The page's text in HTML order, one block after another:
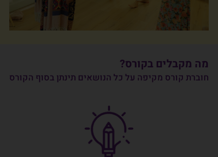
מה מקבלים בקורס?
חוברת קורס מקיפה על כל הנושאים תינתן בסוף הקורס